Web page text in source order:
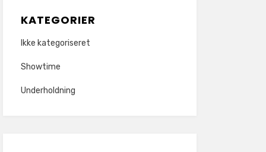
KATEGORIER
Ikke kategoriseret
Showtime
Underholdning